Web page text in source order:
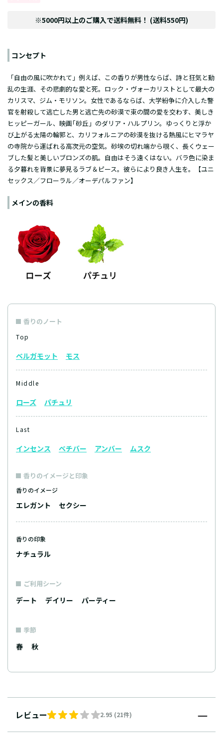
※5000円以上のご購入で送料無料！ (送料550円)
コンセプト
「自由の風に吹かれて」例えば、この香りが男性ならば、詩と狂気と動
乱の生涯、その悲劇的な愛と死。ロック・ヴォーカリストとして最大の
カリスマ、ジム・モリソン。女性であるならば、大学紛争に介入した警
官を射殺して逃亡した男と逃亡先の砂漠で束の間の愛を交わす、美しき
ヒッピーガール、映画｢砂丘」のダリア・ハルプリン。ゆっくりと浮か
び上がる太陽の輪郭と、カリフォルニアの砂漠を抜ける熱風にヒマラヤ
の寺院から運ばれる高次元の空気。砂埃の切れ端から覗く、長くウェー
ブした髪と美しいブロンズの肌。自由はそう遠くはない。バラ色に染ま
る夕暮れを背景に夢見るラブ＆ピース。彼らにより良き人生を。【ユニ
セックス／フローラル／オーデパルファン】
メインの香料
香りのノート
Top
ベルガモット モス
Middle
ローズ パチュリ
Last
インセンス ベチバー アンバー ムスク
香りのイメージと印象
香りのイメージ
エレガント セクシー
香りの印象
ナチュラル
ご利用シーン
デート デイリー パーティー
季節
春 秋
レビュー 2.95 (21件)